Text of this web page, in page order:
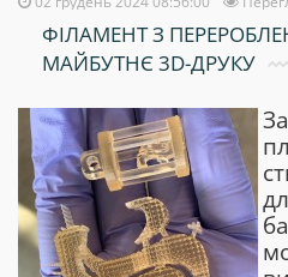
ФІЛАМЕНТ З
МАЙБУТНЄ 3D-ДРУКУ